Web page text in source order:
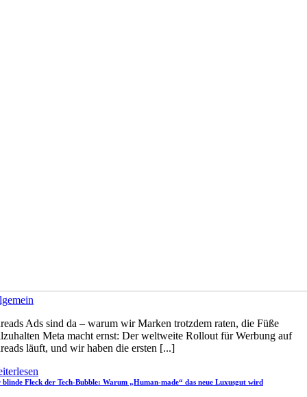
Ads sind da – warum wir Marken trotzdem raten, die Füße
Meta macht ernst: Der weltweite Rollout für Werbung auf
läuft, und wir haben die ersten [...]
blinde Fleck der Tech-Bubble: Warum „Human-made“ das neue Luxusgut wird